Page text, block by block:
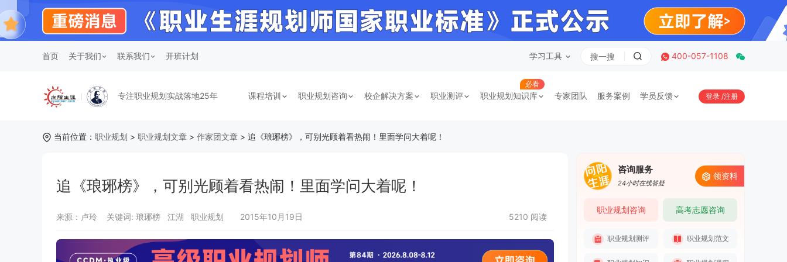
首页 关于我们 联系我们 开班计划 学习工具 400-057-1108
专注职业规划实战落地25年 课程培训 职业规划咨询 校企解决方案 职业测评
必看
职业规划知识库 专家团队 服务案例 学员反馈 登录 /注册
当前位置： 职业规划 > 职业规划文章 > 作家团文章 > 追《琅琊榜》，可别光顾着看热闹！里面学问大着呢！
追《琅琊榜》，可别光顾着看热闹！里面学问大着呢！
5210 阅读
来源：卢玲 关键词: 琅琊榜 江湖 职业规划 2015年10月19日
咨询服务
24小时在线答疑
领资料
职业规划咨询 高考志愿咨询
职业规划测评 职业规划范文